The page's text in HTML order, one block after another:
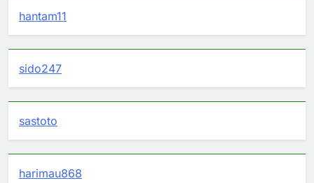
hantam11
sido247
sastoto
harimau868